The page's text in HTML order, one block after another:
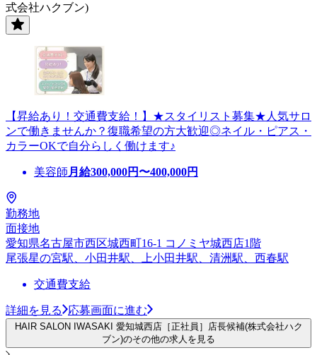
式会社ハクブン)
【昇給あり！交通費支給！】★スタイリスト募集★人気サロ
ンで働きませんか？復職希望の方大歓迎◎ネイル・ピアス・
カラーOKで自分らしく働けます♪
美容師 月給300,000円〜400,000円
勤務地
面接地
愛知県名古屋市西区城西町16-1 コノミヤ城西店1階
尾張星の宮駅、小田井駅、上小田井駅、清洲駅、西春駅
交通費支給
詳細を見る 応募画面に進む
HAIR SALON IWASAKI 愛知城西店［正社員］店長候補(株式会社ハク
ブン)のその他の求人を見る